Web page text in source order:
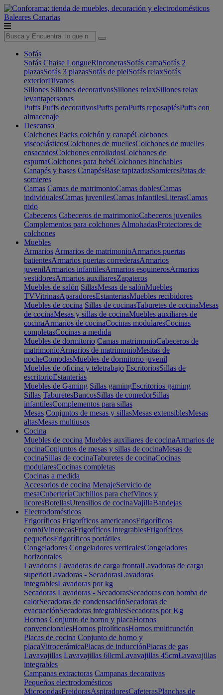
Baleares Canarias
Sofás
Sofás Chaise LongueRinconerasSofás camaSofás 2
plazasSofás 3 plazasSofás de pielSofás relaxSofás
exteriorDivanes
Sillones Sillones decorativosSillones relaxSillones relax
levantapersonas
Puffs Puffs decorativosPuffs peraPuffs reposapiésPuffs con
almacenaje
Descanso
Colchones Packs colchón y canapéColchones
viscoelásticosColchones de muellesColchones de muelles
ensacadosColchones enrolladosColchones de
espumaColchones para bebéColchones hinchables
Canapés y bases CanapésBase tapizadasSomieresPatas de
somieres
Camas Camas de matrimonioCamas doblesCamas
individualesCamas juvenilesCamas infantilesLiterasCamas
nido
Cabeceros Cabeceros de matrimonioCabeceros juveniles
Complementos para colchones AlmohadasProtectores de
colchones
Muebles
Armarios Armarios de matrimonioArmarios puertas
batientesArmarios puertas correderasArmarios
juvenilArmarios infantilesArmarios esquinerosArmarios
vestidoresArmarios auxiliaresZapateros
Muebles de salón SillasMesas de salónMuebles
TVVitrinasAparadoresEstanteriasMuebles recibidores
Muebles de cocina Sillas de cocinasTaburetes de cocinaMesas
de cocinaMesas y sillas de cocinaMuebles auxiliares de
cocinaArmarios de cocinaCocinas modularesCocinas
completasCocinas a medida
Muebles de dormitorio Camas matrimonioCabeceros de
matrimonioArmarios de matrimonioMesitas de
nocheComodasMuebles de dormitorio juvenil
Muebles de oficina y teletrabajo EscritoriosSillas de
escritorioEstanterías
Muebles de Gaming Sillas gamingEscritorios gaming
Sillas TaburetesBancosSillas de comedorSillas
infantilesComplementos para sillas
Mesas Conjuntos de mesas y sillasMesas extensiblesMesas
altasMesas multiusos
Cocina
Muebles de cocina Muebles auxiliares de cocinaArmarios de
cocinaConjuntos de mesas y sillas de cocinaMesas de
cocinaSillas de cocinaTaburetes de cocinaCocinas
modularesCocinas completas
Cocinas a medida
Accesorios de cocina MenajeServicio de
mesaCuberteríaCuchillos para chefVinos y
licoresBotellasUtensilios de cocinaVajillaBandejas
Electrodomésticos
Frigoríficos Frigoríficos americanosFrigoríficos
combiVinotecasFrigoríficos integrablesFrigoríficos
pequeñosFrigoríficos portátiles
Congeladores Congeladores verticalesCongeladores
horizontales
Lavadoras Lavadoras de carga frontalLavadoras de carga
superiorLavadoras - SecadorasLavadoras
integrablesLavadoras por kg
Secadoras Lavadoras - SecadorasSecadoras con bomba de
calorSecadoras de condensaciónSecadoras de
evacuaciónSecadoras integrablesSecadoras por Kg
Hornos Conjunto de horno y placaHornos
convencionalesHornos pirolíticosHornos multifunción
Placas de cocina Conjunto de horno y
placaVitrocerámicaPlacas de inducciónPlacas de gas
Lavavajillas Lavavajillas 60cmLavavajillas 45cmLavavajillas
integrables
Campanas extractoras Campanas decorativas
Pequeños electrodomésticos
MicroondasFreidorasAspiradoresCafeterasPlanchas de